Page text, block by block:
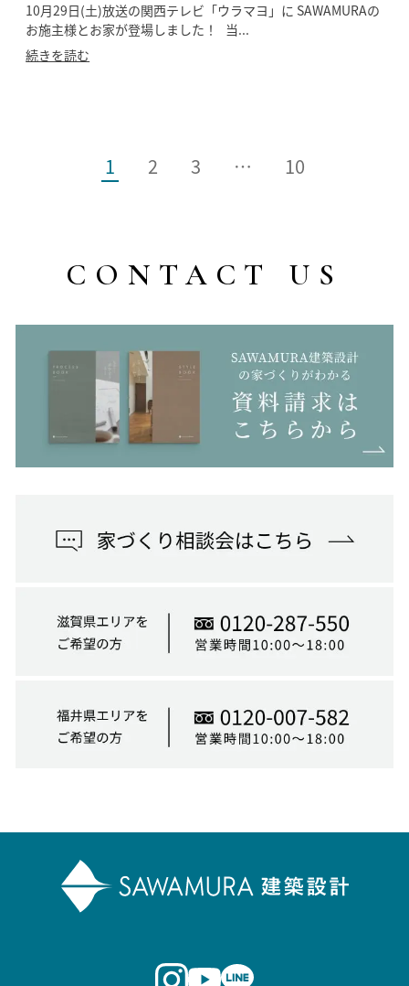
10月29日(土)放送の関西テレビ「ウラマヨ」に SAWAMURAの
お施主様とお家が登場しました！ 当...
続きを読む
1 2 3 … 10
CONTACT US